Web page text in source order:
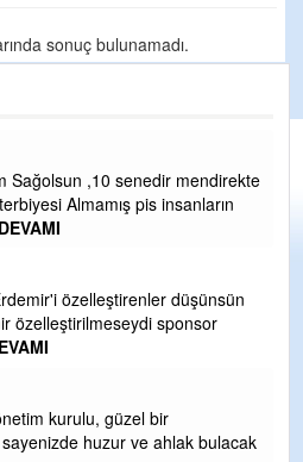
sonuç bulunamadı.
Sağolsun ,10 senedir mendirekte
Almamış pis insanların
özelleştirenler düşünsün
özelleştirilmeseydi sponsor
kurulu, güzel bir
huzur ve ahlak bulacak